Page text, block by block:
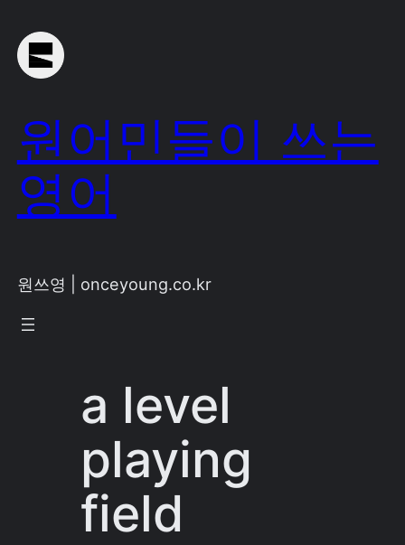
to
content
원어민들이 쓰는
영어
원쓰영 | onceyoung.co.kr
a level
playing
field